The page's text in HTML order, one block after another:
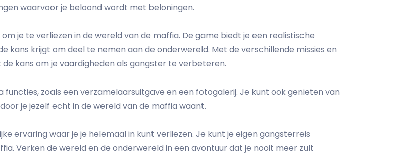
waarvoor je beloond wordt met beloningen.
je te verliezen in de wereld van de maffia. De game biedt je een realistische
kans krijgt om deel te nemen aan de onderwereld. Met de verschillende missies en
kans om je vaardigheden als gangster te verbeteren.
zoals een verzamelaarsuitgave en een fotogalerij. Je kunt ook genieten van
je jezelf echt in de wereld van de maffia waant.
ervaring waar je je helemaal in kunt verliezen. Je kunt je eigen gangsterreis
Verken de wereld en de onderwereld in een avontuur dat je nooit meer zult